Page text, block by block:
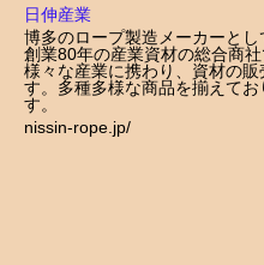
日伸産業
博多のロープ製造メーカーとし
創業80年の産業資材の総合商
様々な産業に携わり、資材の
す。多種多様な商品を揃えて
す。
nissin-rope.jp/